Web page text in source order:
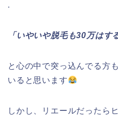
.
「いやいや脱毛も30万はす
と心の中で突っ込んでる方も
いると思います
しかし、リエールだったら